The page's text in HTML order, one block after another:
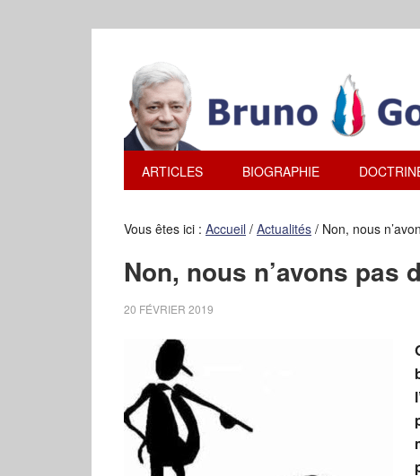
ARTICLES BIOGRAPHIE
Vous êtes ici : Accueil / Actualités / Non, nous
Non, nous n’avons pas
20 FÉVRIER 2019